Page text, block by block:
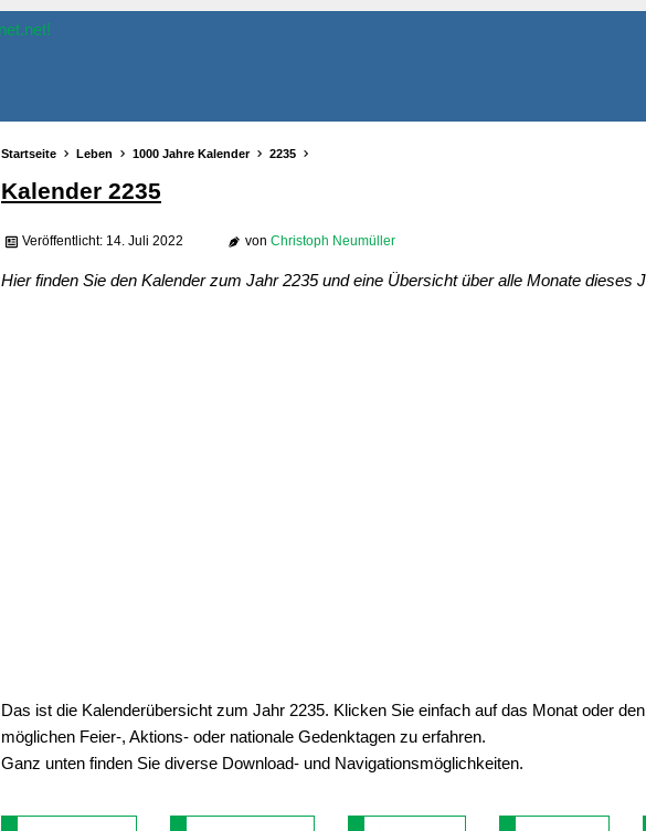
Startseite Leben 1000 Jahre Kalender 2235
Kalender 2235
Veröffentlicht: 14. Juli 2022 von Christoph Neumüller
Hier finden Sie den Kalender zum Jahr 2235 und eine Übersicht über alle Monate dieses
Das ist die Kalenderübersicht zum Jahr 2235. Klicken Sie einfach auf das Monat oder
möglichen Feier-, Aktions- oder nationale Gedenktagen zu erfahren.
Ganz unten finden Sie diverse Download- und Navigationsmöglichkeiten.